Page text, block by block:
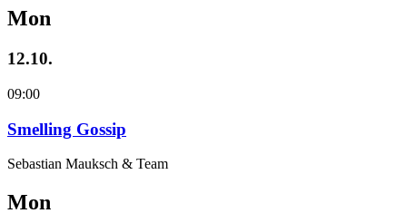
Mon
12.10.
09:00
Smelling Gossip
Sebastian Mauksch & Team
Mon